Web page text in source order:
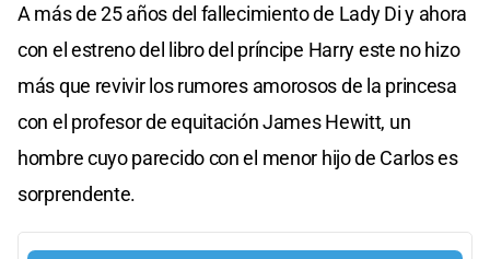
A más de 25 años del fallecimiento de Lady Di y ahora
con el estreno del libro del príncipe Harry este no hizo
más que revivir los rumores amorosos de la princesa
con el profesor de equitación James Hewitt, un
hombre cuyo parecido con el menor hijo de Carlos es
sorprendente.